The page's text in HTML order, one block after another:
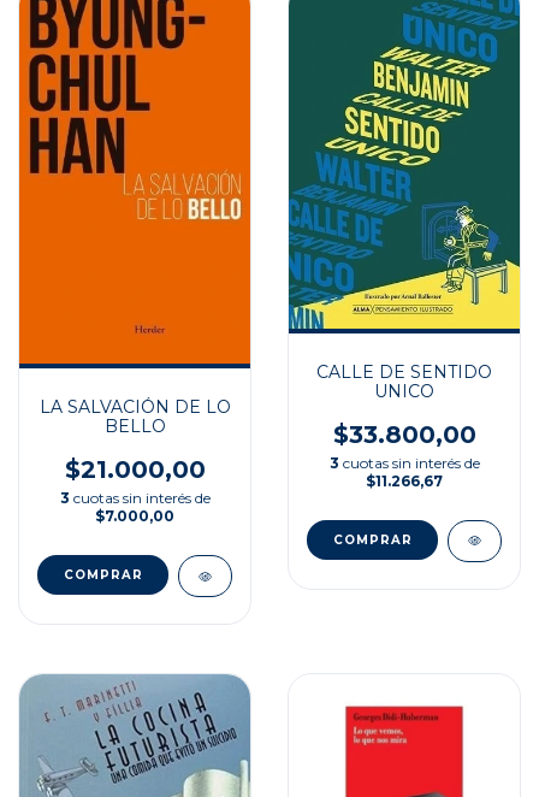
LA SALVACIÓN DE LO
BELLO
$21.000,00
3 cuotas sin interés de
$7.000,00
CALLE DE SENTIDO
UNICO
$33.800,00
3 cuotas sin interés de
$11.266,67